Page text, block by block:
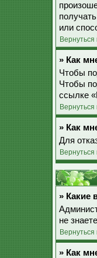
или
Вернуться
» Как
Чтобы
Чтобы
ссылке
Вернуться
» Как
Для
Вернуться
» Какие
не
Вернуться
» Как